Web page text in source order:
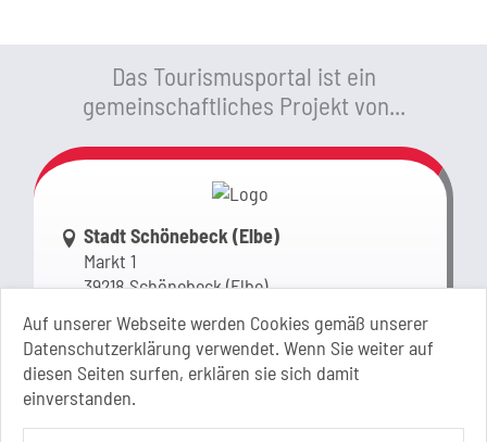
Auf unserer Webseite werden Cookies gemäß unserer
Datenschutzerklärung verwendet. Wenn Sie weiter auf
diesen Seiten surfen, erklären sie sich damit
einverstanden.
Das Tourismusportal ist ein
gemeinschaftliches Projekt von...
Link zur Google-Maps Navigation
Stadt Schönebeck (Elbe)
Markt 1
39218 Schönebeck (Elbe)
+49 3928 710-0
+49 3928 710-199
stadt.sbk[at]schoenebeck-elbe.de
www.schoenebeck.de